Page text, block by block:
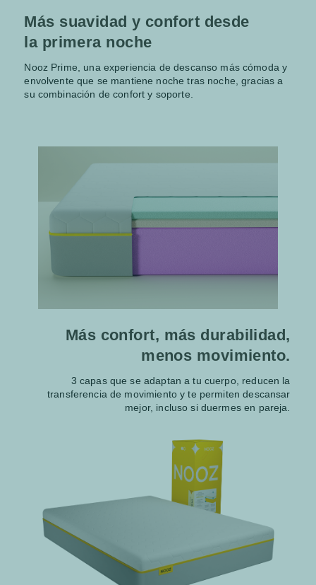
Más suavidad y confort desde
la primera noche
Nooz Prime, una experiencia de descanso más cómoda y
envolvente que se mantiene noche tras noche, gracias a
su combinación de confort y soporte.
Más confort, más durabilidad,
menos movimiento.
3 capas que se adaptan a tu cuerpo, reducen la
transferencia de movimiento y te permiten descansar
mejor, incluso si duermes en pareja.